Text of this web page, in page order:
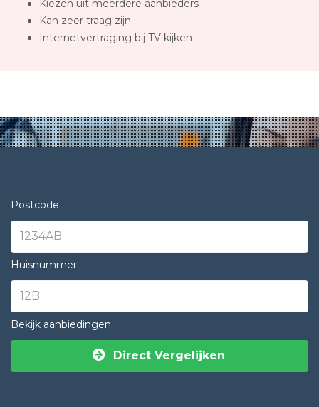
Kiezen uit meerdere aanbieders
Kan zeer traag zijn
Internetvertraging bij TV kijken
Postcode
Huisnummer
Bekijk aanbiedingen
Direct Vergelijken